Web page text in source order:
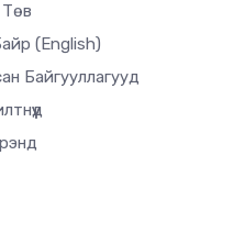
(English)
Байгууллагууд